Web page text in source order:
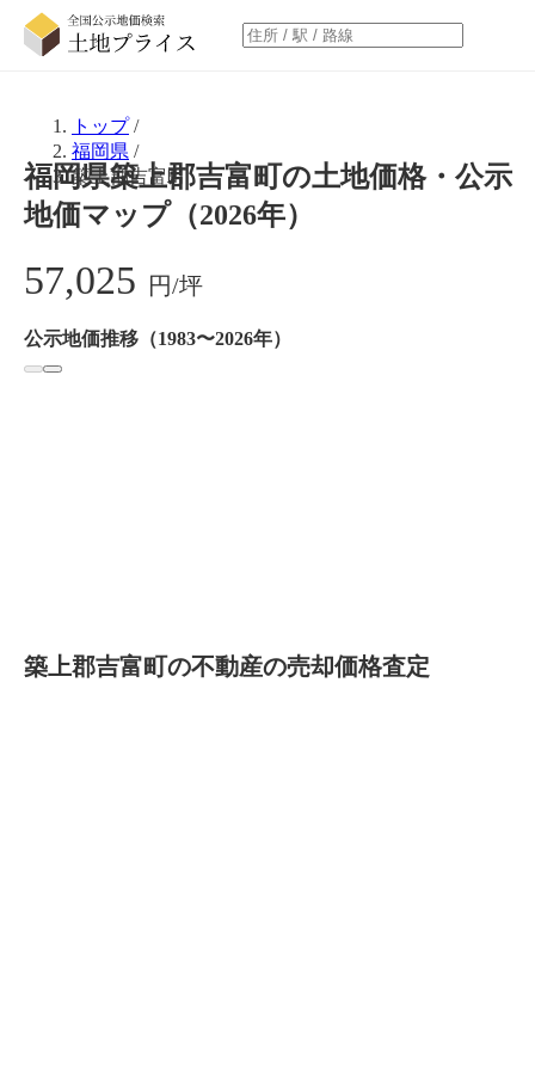
トップ/
福岡県 /
築上郡吉富町
福岡県築上郡吉富町の土地価格・公示
地価マップ（2026年）
57,025 円/坪
公示地価推移（1983〜2026年）
築上郡吉富町の不動産の売却価格査定